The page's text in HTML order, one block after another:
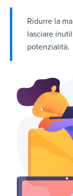
Ridurre la
lasciare
potenzialità.